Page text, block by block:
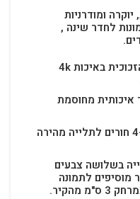
ומודרניות
לחדר שינה ,
התמונה מודפסת ישירות על הזכוכית באיכות 4k
איכותית מחוסמת
עובי הזכוכית 6 מ"מ הכולל 4-6 חורים לתלייה מהירה
בשלושה צבעים
מוסיפים לתמונה